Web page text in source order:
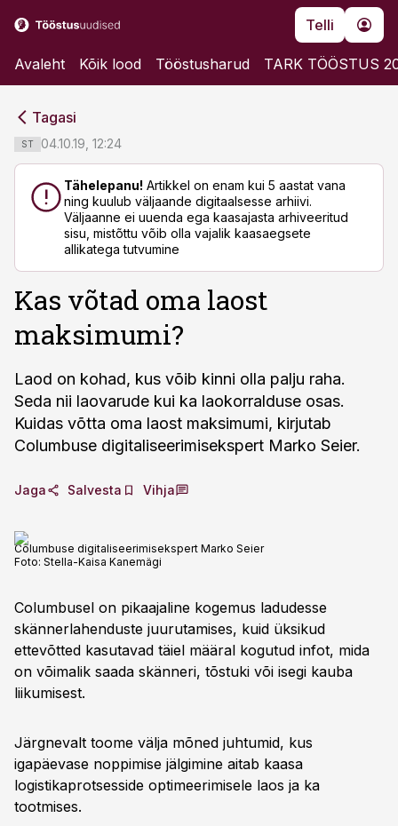
Telli
Avaleht Kõik lood Tööstusharud TARK TÖÖSTUS
Tagasi
ST 04.10.19, 12:24
Tähelepanu! Artikkel on enam kui 5 aastat vana
ning kuulub väljaande digitaalsesse arhiivi.
Väljaanne ei uuenda ega kaasajasta arhiveeritud
sisu, mistõttu võib olla vajalik kaasaegsete
allikatega tutvumine
Kas võtad oma laost
maksimumi?
Laod on kohad, kus võib kinni olla palju raha.
Seda nii laovarude kui ka laokorralduse osas.
Kuidas võtta oma laost maksimumi, kirjutab
Columbuse digitaliseerimisekspert Marko Seier.
Jaga Salvesta Vihja
Columbuse digitaliseerimisekspert Marko Seier
Foto: Stella-Kaisa Kanemägi
Columbusel on pikaajaline kogemus ladudesse
skännerlahenduste juurutamises, kuid üksikud
ettevõtted kasutavad täiel määral kogutud infot, mida
on võimalik saada skänneri, tõstuki või isegi kauba
liikumisest.
Järgnevalt toome välja mõned juhtumid, kus
igapäevase noppimise jälgimine aitab kaasa
logistikaprotsesside optimeerimisele laos ja ka
tootmises.